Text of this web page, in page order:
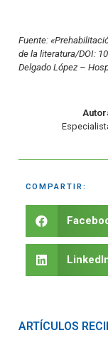
Fuente:
de la literatura/DOI:
Delgado López –
COMPARTIR:
ARTÍCULOS